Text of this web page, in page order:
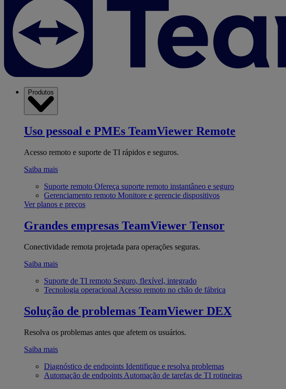
Produtos
Uso pessoal e PMEs TeamViewer Remote
Acesso remoto e suporte de TI rápidos e seguros.
Saiba mais
Suporte remoto Ofereça suporte remoto instantâneo e seguro
Gerenciamento remoto Monitore e gerencie dispositivos
Ver planos e preços
Grandes empresas TeamViewer Tensor
Conectividade remota projetada para operações seguras.
Saiba mais
Suporte de TI remoto Seguro, flexível, integrado
Tecnologia operacional Acesso remoto no chão de fábrica
Solução de problemas TeamViewer DEX
Resolva os problemas antes que afetem os usuários.
Saiba mais
Diagnóstico de endpoints Identifique e resolva problemas
Automação de endpoints Automação de tarefas de TI rotineiras